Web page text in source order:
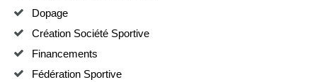
Dopage
Création Société Sportive
Financements
Fédération Sportive